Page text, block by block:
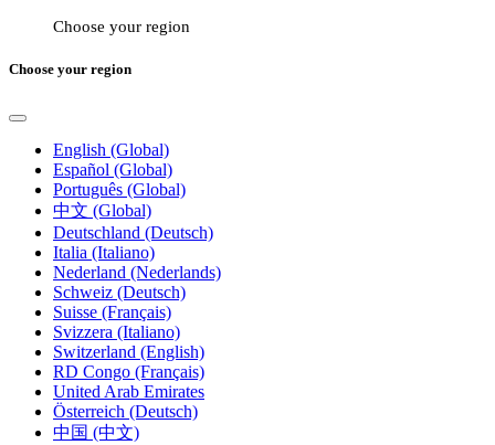
Choose your region
Choose your region
English (Global)
Español (Global)
Português (Global)
中文 (Global)
Deutschland (Deutsch)
Italia (Italiano)
Nederland (Nederlands)
Schweiz (Deutsch)
Suisse (Français)
Svizzera (Italiano)
Switzerland (English)
RD Congo (Français)
United Arab Emirates
Österreich (Deutsch)
中国 (中文)